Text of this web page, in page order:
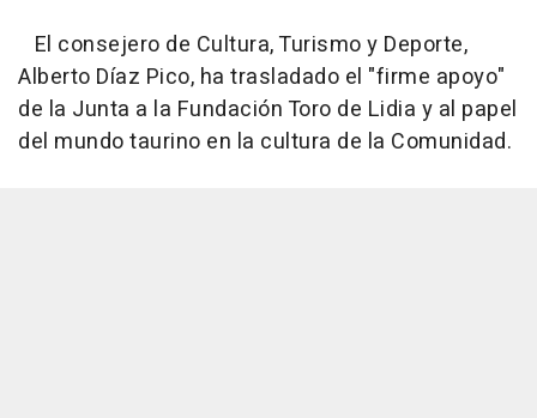
El consejero de Cultura, Turismo y Deporte,
Alberto Díaz Pico, ha trasladado el "firme apoyo"
de la Junta a la Fundación Toro de Lidia y al papel
del mundo taurino en la cultura de la Comunidad.